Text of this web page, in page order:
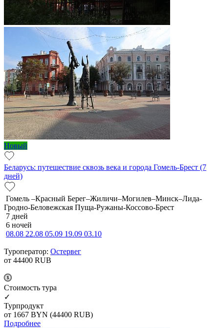
Новый
Беларусь: путешествие сквозь века и города Гомель-Брест (7
дней)
Гомель –Красный Берег–Жиличи–Могилев–Минск–Лида-
Гродно-Беловежская Пуща-Ружаны-Коссово-Брест
7 дней
6 ночей
08.08 22.08 05.09 19.09 03.10
Туроператор: Остервег
от 44400 RUB
Cтоимость тура
✓
Турпродукт
от 1667 BYN (44400 RUB)
Подробнее